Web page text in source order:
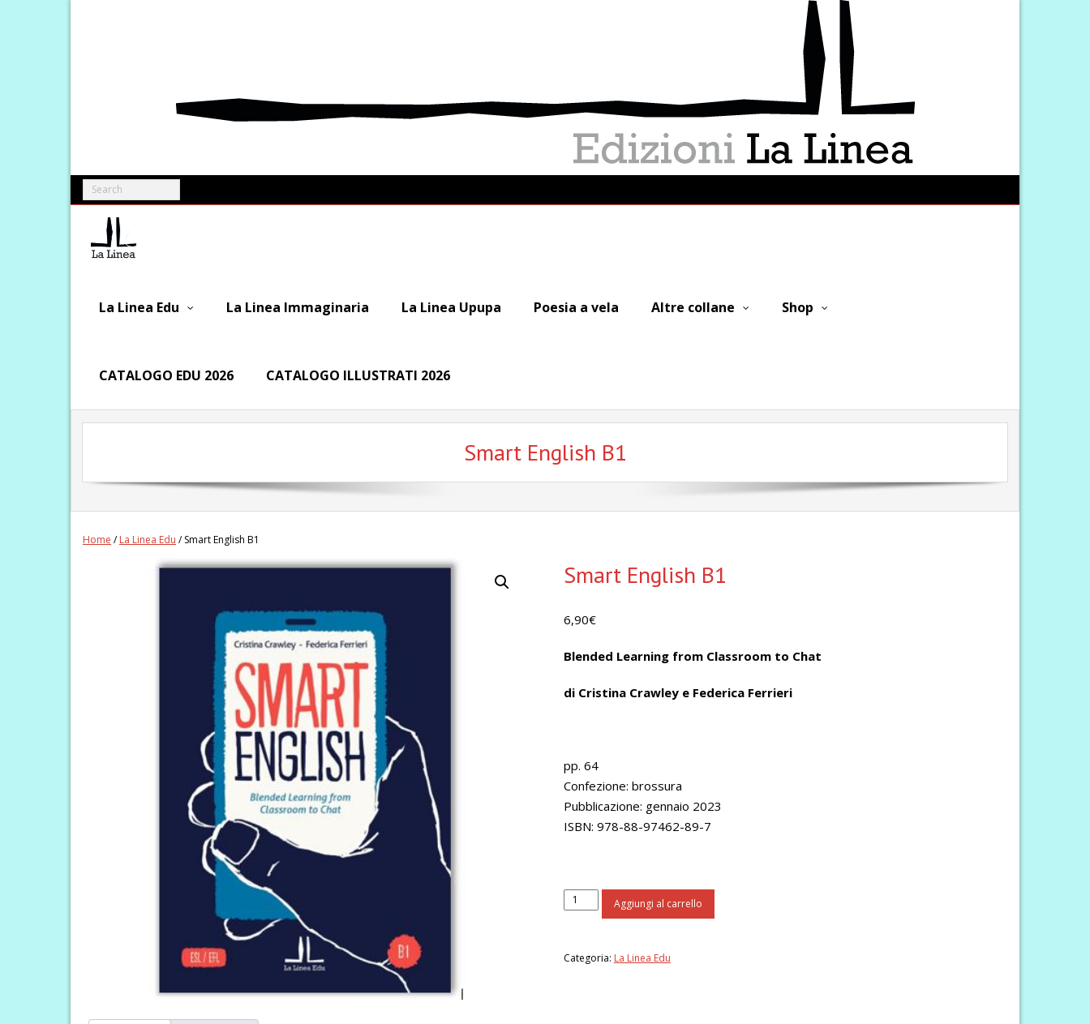
La Linea Edu La Linea Immaginaria La Linea Upupa Poesia a vela Altre collane Shop
CATALOGO EDU 2026 CATALOGO ILLUSTRATI 2026
Smart English B1
Home /La Linea Edu / Smart English B1
Smart English B1
6,90€
Blended Learning from Classroom to Chat
di Cristina Crawley e Federica Ferrieri
pp. 64
Confezione: brossura
Pubblicazione: gennaio 2023
ISBN: 978-88-97462-89-7
Smart
English
Aggiungi al carrello
Categoria: La Linea Edu